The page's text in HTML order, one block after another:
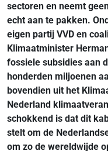
sectoren en neemt
echt aan te pakken.
eigen partij VVD en
Klimaatminister
fossiele subsidies aan
honderden miljoenen
bovendien uit het
Nederland
schokkend is dat dit
stelt om de
om zo de wereldwijde